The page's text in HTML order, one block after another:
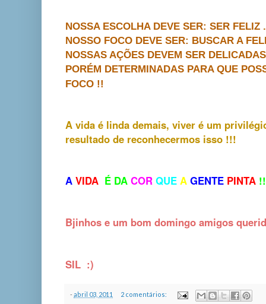
NOSSA ESCOLHA DEVE SER: SER FELIZ
NOSSO FOCO DEVE SER: BUSCAR A
NOSSAS AÇÕES DEVEM SER
PORÉM DETERMINADAS PARA QUE
FOCO !!
A vida é linda demais, viver é um
resultado de reconhecermos isso !!!
A VIDA É DA COR QUE A GENTE PINTA
Bjinhos e um bom domingo amigos
SIL :)
-abril 03, 2011 2 comentários: